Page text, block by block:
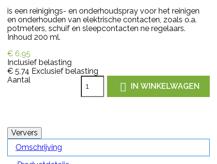
is een reinigings- en onderhoudspray voor het reinigen
en onderhouden van elektrische contacten, zoals o.a.
potmeters, schuif en sleepcontacten ne regelaars.
Inhoud 200 ml.
€ 6,95
Inclusief belasting
€ 5,74 Exclusief belasting
Aantal
 IN WINKELWAGEN
Omschrijving